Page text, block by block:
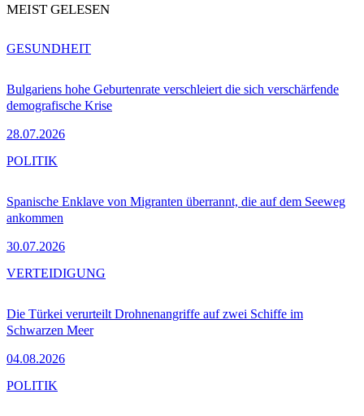
MEIST GELESEN
Bulgariens hohe Geburtenrate verschleiert die sich verschärfende
demografische Krise
28.07.2026
GESUNDHEIT
Spanische Enklave von Migranten überrannt, die auf dem Seeweg
ankommen
30.07.2026
POLITIK
Die Türkei verurteilt Drohnenangriffe auf zwei Schiffe im
Schwarzen Meer
04.08.2026
VERTEIDIGUNG
POLITIK